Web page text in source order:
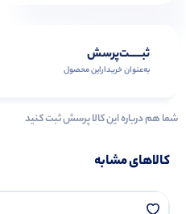
ثبـــــت‌پرسش
به‌عنوان ‌خریدار‌این‌ محصول
شما هم درباره این کالا پرسش ثبت کنید
کالاهای مشابه